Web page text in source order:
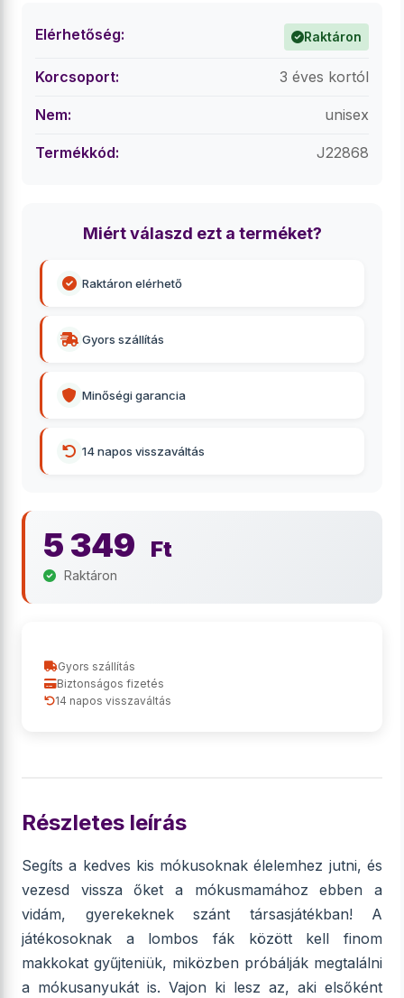
Elérhetőség: Raktáron
Korcsoport: 3 éves kortól
Nem: unisex
Termékkód: J22868
Miért válaszd ezt a terméket?
Raktáron elérhető
Gyors szállítás
Minőségi garancia
14 napos visszaváltás
5 349 Ft
Raktáron
Gyors szállítás
Biztonságos fizetés
14 napos visszaváltás
Részletes leírás
Segíts a kedves kis mókusoknak élelemhez jutni, és
vezesd vissza őket a mókusmamához ebben a
vidám, gyerekeknek szánt társasjátékban! A
játékosoknak a lombos fák között kell finom
makkokat gyűjteniük, miközben próbálják megtalálni
a mókusanyukát is. Vajon ki lesz az, aki elsőként